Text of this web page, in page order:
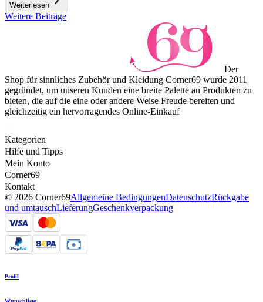
Weiterlesen
Weitere Beiträge
Der
Shop für sinnliches Zubehör und Kleidung Corner69 wurde 2011
gegründet, um unseren Kunden eine breite Palette an Produkten zu
bieten, die auf die eine oder andere Weise Freude bereiten und
gleichzeitig ein hervorragendes Online-Einkauf
Kategorien
Hilfe und Tipps
Mein Konto
Corner69
Kontakt
© 2026 Corner69Allgemeine BedingungenDatenschutzRückgabe
und umtauschLieferungGeschenkverpackung
Profil